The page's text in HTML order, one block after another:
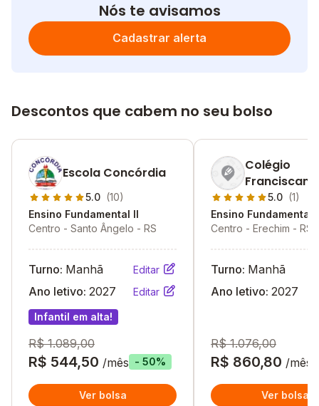
Nós te avisamos
Cadastrar alerta
Descontos que cabem no seu bolso
Escola Concórdia
5.0 (10)
Ensino Fundamental II
Centro - Santo Ângelo - RS
Turno: Manhã Editar
Ano letivo: 2027 Editar
Infantil em alta!
R$ 1.089,00
R$ 544,50 /mês - 50%
Ver bolsa
Colégio
José5.0 (1)
Ensino Fundamental
Centro - Erechim - RS
Turno: Manhã
Ano letivo: 2027
R$ 1.076,00
R$ 860,80 /mês
Ver bolsa